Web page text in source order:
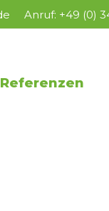
Anruf: +49 (0)
Referenzen